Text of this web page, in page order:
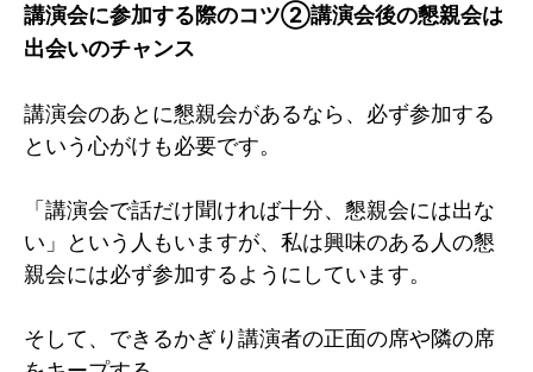
講演会に参加する際のコツ②講演会後の懇親会は
出会いのチャンス
講演会のあとに懇親会があるなら、必ず参加する
という心がけも必要です。
「講演会で話だけ聞ければ十分、懇親会には出な
い」という人もいますが、私は興味のある人の懇
親会には必ず参加するようにしています。
そして、できるかぎり講演者の正面の席や隣の席